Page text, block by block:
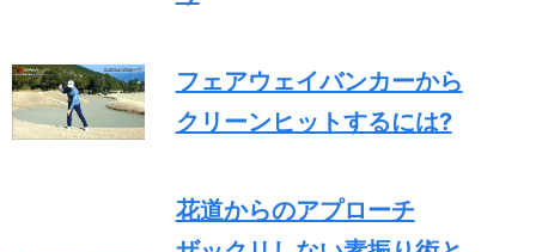
フェアウェイバンカーから
クリーンヒットするには?
花道からのアプローチ